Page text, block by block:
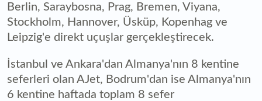
Berlin, Saraybosna, Prag, Bremen, Viyana,
Stockholm, Hannover, Üsküp, Kopenhag ve
Leipzig'e direkt uçuşlar gerçekleştirecek.
İstanbul ve Ankara'dan Almanya'nın 8 kentine
seferleri olan AJet, Bodrum'dan ise Almanya'nın
6 kentine haftada toplam 8 sefer